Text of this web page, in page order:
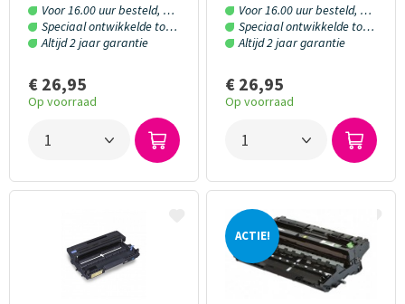
bij jullie besteld. Altijd prima gegaan. Fijn bedrijf
10/10
Voor 16.00 uur besteld, morgen in huis!
Speciaal ontwikkelde toner en inkt
Altijd 2 jaar garantie
€ 26,95
Op voorraad
Voor 16.00 uur besteld, morgen in huis!
Speciaal ontwikkelde toner en inkt
Altijd 2 jaar garantie
€ 26,95
Op voorraad
ACTIE!